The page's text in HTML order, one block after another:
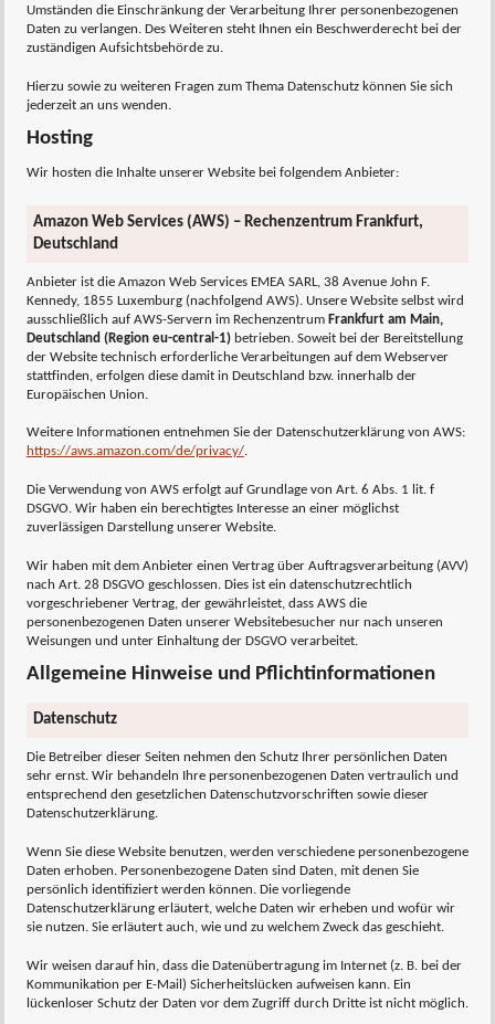
Umständen die Einschränkung der Verarbeitung Ihrer personenbezogenen
Daten zu verlangen. Des Weiteren steht Ihnen ein Beschwerderecht bei der
zuständigen Aufsichtsbehörde zu.
Hierzu sowie zu weiteren Fragen zum Thema Datenschutz können Sie sich
jederzeit an uns wenden.
Hosting
Wir hosten die Inhalte unserer Website bei folgendem Anbieter:
Amazon Web Services (AWS) – Rechenzentrum Frankfurt,
Deutschland
Anbieter ist die Amazon Web Services EMEA SARL, 38 Avenue John F.
Kennedy, 1855 Luxemburg (nachfolgend AWS). Unsere Website selbst wird
ausschließlich auf AWS-Servern im Rechenzentrum Frankfurt am Main,
Deutschland (Region eu-central-1)betrieben. Soweit bei der Bereitstellung
der Website technisch erforderliche Verarbeitungen auf dem Webserver
stattfinden, erfolgen diese damit in Deutschland bzw. innerhalb der
Europäischen Union.
Weitere Informationen entnehmen Sie der Datenschutzerklärung von AWS:
https://aws.amazon.com/de/privacy/.
Die Verwendung von AWS erfolgt auf Grundlage von Art. 6 Abs. 1 lit. f
DSGVO. Wir haben ein berechtigtes Interesse an einer möglichst
zuverlässigen Darstellung unserer Website.
Wir haben mit dem Anbieter einen Vertrag über Auftragsverarbeitung (AVV)
nach Art. 28 DSGVO geschlossen. Dies ist ein datenschutzrechtlich
vorgeschriebener Vertrag, der gewährleistet, dass AWS die
personenbezogenen Daten unserer Websitebesucher nur nach unseren
Weisungen und unter Einhaltung der DSGVO verarbeitet.
Allgemeine Hinweise und Pflichtinformationen
Datenschutz
Die Betreiber dieser Seiten nehmen den Schutz Ihrer persönlichen Daten
sehr ernst. Wir behandeln Ihre personenbezogenen Daten vertraulich und
entsprechend den gesetzlichen Datenschutzvorschriften sowie dieser
Datenschutzerklärung.
Wenn Sie diese Website benutzen, werden verschiedene personenbezogene
Daten erhoben. Personenbezogene Daten sind Daten, mit denen Sie
persönlich identifiziert werden können. Die vorliegende
Datenschutzerklärung erläutert, welche Daten wir erheben und wofür wir
sie nutzen. Sie erläutert auch, wie und zu welchem Zweck das geschieht.
Wir weisen darauf hin, dass die Datenübertragung im Internet (z. B. bei der
Kommunikation per E-Mail) Sicherheitslücken aufweisen kann. Ein
lückenloser Schutz der Daten vor dem Zugriff durch Dritte ist nicht möglich.